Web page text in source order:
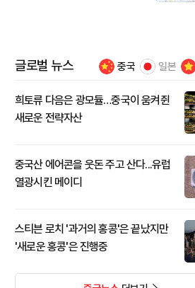
글로벌 뉴스 중국 일본
희토류 다음은 광모듈…중국이 움켜쥔
새로운 전략자산
중국산 에어콘을 웃돈 주고 산다...유럽
열광시킨 메이디
스티븐 로치 '과거의 홍콩'은 끝났지만
'새로운 홍콩'은 진행중